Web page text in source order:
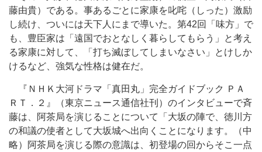
藤由貴）である。事あるごとに家康を叱咤（しった）激励
し続け、ついには天下人にまで導いた。第42回「味方」で
も、豊臣家は「遠国でおとなしく暮らしてもらう」と考え
る家康に対して、「打ち滅ぼしてしまいなさい」とけしか
けるなど、強気な性格は健在だ。
『ＮＨＫ大河ドラマ「真田丸」完全ガイドブック ＰＡ
ＲＴ．２』（東京ニュース通信社刊）のインタビューで斉
藤は、阿茶局を演じることについて「大坂の陣で、徳川方
の和議の使者として大坂城へ出向くことになります。（中
略）阿茶局を演じる際の意識は、初登場の回からそこ一点